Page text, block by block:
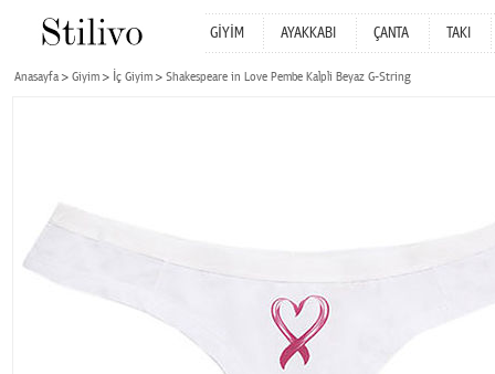
GİYİM AYAKKABI ÇANTA TAKI
Anasayfa Giyim İç Giyim Shakespeare in Love Pembe Kalpli Beyaz G-String